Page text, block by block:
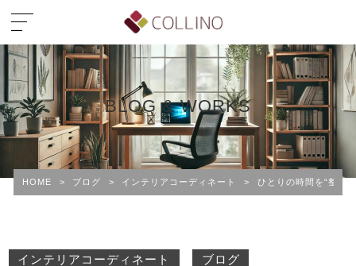
BLOG & WORKS
HOME > ブログ > インテリアコーディネート > ひとりの時間を“整え
インテリアコーディネート ブログ